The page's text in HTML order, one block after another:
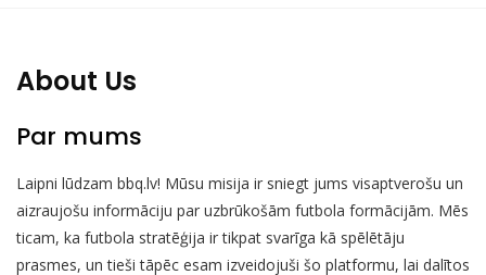
About Us
Par mums
Laipni lūdzam bbq.lv! Mūsu misija ir sniegt jums visaptverošu un
aizraujošu informāciju par uzbrūkošām futbola formācijām. Mēs
ticam, ka futbola stratēģija ir tikpat svarīga kā spēlētāju
prasmes, un tieši tāpēc esam izveidojuši šo platformu, lai dalītos